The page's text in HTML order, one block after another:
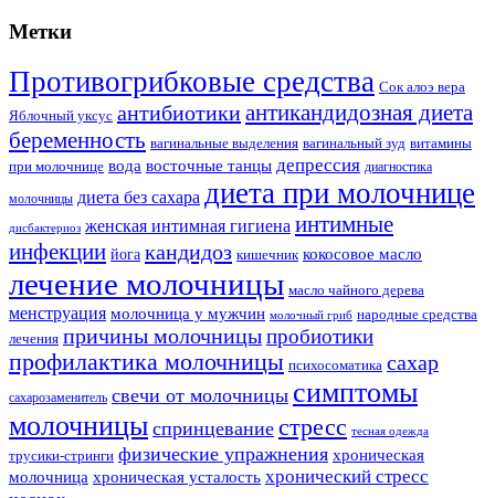
Метки
Противогрибковые средства Сок алоэ вера
Яблочный уксус антибиотикиантикандидозная диета
беременность вагинальные выделения вагинальный зуд витамины
при молочнице вода восточные танцы депрессия диагностика
молочницы диета без сахара диета при молочнице
дисбактериоз женская интимная гигиена интимные
инфекции йога кандидоз кишечник кокосовое масло
лечение молочницы масло чайного дерева
менструация молочница у мужчин молочный гриб народные средства
лечения причины молочницыпробиотики
профилактика молочницы психосоматика сахар
сахарозаменитель свечи от молочницы симптомы
молочницы спринцевание стресс тесная одежда
трусики-стринги физические упражнения хроническая
молочница хроническая усталость хронический стресс